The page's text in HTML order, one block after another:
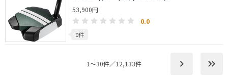
53,900円
0.0
0件
1〜30件／12,133件 keyboard_arrow_right keyboard_double_arrow_right